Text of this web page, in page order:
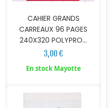
CAHIER GRANDS
CARREAUX 96 PAGES
240X320 POLYPRO...
3,00 €
En stock Mayotte